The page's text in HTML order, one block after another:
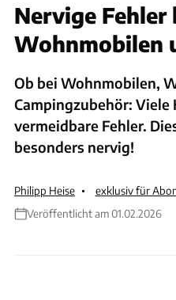
Nervige Fehler
Wohnmobilen
Ob bei Wohnmobilen,
Campingzubehör: Viele
vermeidbare Fehler.
besonders nervig!
Philipp Heise
exklusiv für
Veröffentlicht am 01.02.2026